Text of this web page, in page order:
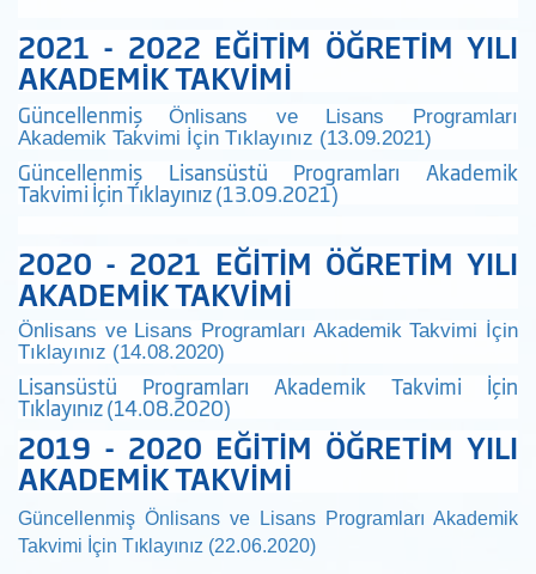
2021 - 2022 EĞİTİM ÖĞRETİM YILI
AKADEMİK TAKVİMİ
Güncellenmiş
Önlisans ve Lisans Programları
Akademik Takvimi İçin Tıklayınız (13.09.2021)
Güncellenmiş Lisansüstü Programları Akademik
Takvimi İçin Tıklayınız (13.09.2021)
2020 - 2021 EĞİTİM ÖĞRETİM YILI
AKADEMİK TAKVİMİ
Önlisans ve Lisans Programları Akademik Takvimi İçin
Tıklayınız (14.08.2020)
Lisansüstü Programları Akademik Takvimi İçin
Tıklayınız (14.08.2020)
2019 - 2020 EĞİTİM ÖĞRETİM YILI
AKADEMİK TAKVİMİ
Güncellenmiş Önlisans ve Lisans Programları Akademik
Takvimi İçin Tıklayınız (22.06.2020)